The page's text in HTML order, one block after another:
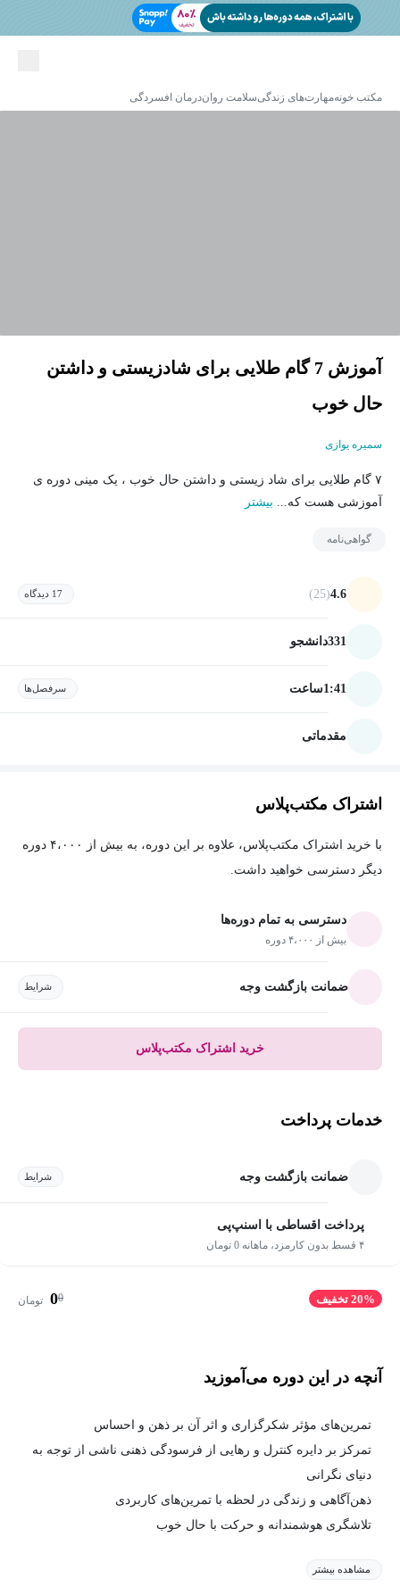
مکتب خونهمهارت‌های زندگیسلامت رواندرمان افسردگی
آموزش 7 گام طلایی برای شادزیستی و داشتن
حال خوب
سمیره یوازی
۷ گام طلایی برای شاد زیستی و داشتن حال خوب ، یک مینی دوره ی
آموزشی هست که... بیشتر
گواهی‌نامه
4.6
(25) 17 دیدگاه
331دانشجو
1:41ساعت سرفصل‌ها
مقدماتی
اشتراک مکتب‌پلاس
با خرید اشتراک مکتب‌پلاس، علاوه بر این دوره، به بیش از ۴،۰۰۰ دوره
دیگر دسترسی خواهید داشت.
دسترسی به تمام دوره‌ها
بیش از ۴،۰۰۰ دوره
ضمانت بازگشت وجه شرایط
خرید اشتراک مکتب‌پلاس
خدمات پرداخت
ضمانت بازگشت وجه شرایط
پرداخت اقساطی با اسنپ‌پی
۴ قسط بدون کارمزد، ماهانه 0 تومان
20% تخفیف 0
0 تومان
آنچه در این دوره می‌آموزید
تمرین‌های مؤثر شکرگزاری و اثر آن بر ذهن و احساس
تمرکز بر دایره کنترل و رهایی از فرسودگی ذهنی ناشی از توجه به
دنیای نگرانی
ذهن‌آگاهی و زندگی در لحظه با تمرین‌های کاربردی
تلاشگری هوشمندانه و حرکت با حال خوب
مشاهده بیشتر